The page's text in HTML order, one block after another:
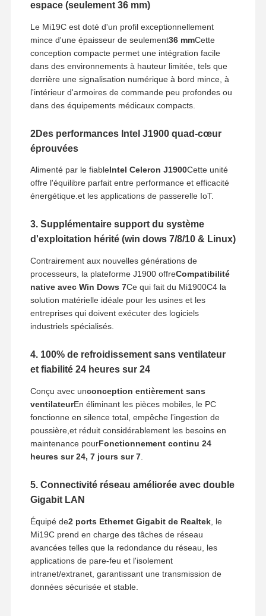
espace (seulement 36 mm)
Le Mi19C est doté d'un profil exceptionnellement
mince d'une épaisseur de seulement36 mmCette
conception compacte permet une intégration facile
dans des environnements à hauteur limitée, tels que
derrière une signalisation numérique à bord mince, à
l'intérieur d'armoires de commande peu profondes ou
dans des équipements médicaux compacts.
2Des performances Intel J1900 quad-cœur
éprouvées
Alimenté par le fiableIntel Celeron J1900Cette unité
offre l'équilibre parfait entre performance et efficacité
énergétique.et les applications de passerelle IoT.
3. Supplémentaire support du système
d'exploitation hérité (win dows 7/8/10 & Linux)
Contrairement aux nouvelles générations de
processeurs, la plateforme J1900 offreCompatibilité
native avec Win Dows 7Ce qui fait du Mi1900C4 la
solution matérielle idéale pour les usines et les
entreprises qui doivent exécuter des logiciels
industriels spécialisés.
4. 100% de refroidissement sans ventilateur
et fiabilité 24 heures sur 24
Conçu avec unconception entièrement sans
ventilateurEn éliminant les pièces mobiles, le PC
fonctionne en silence total, empêche l'ingestion de
poussière,et réduit considérablement les besoins en
maintenance pourFonctionnement continu 24
heures sur 24, 7 jours sur 7.
5. Connectivité réseau améliorée avec double
Gigabit LAN
Équipé de2 ports Ethernet Gigabit de Realtek, le
Mi19C prend en charge des tâches de réseau
avancées telles que la redondance du réseau, les
applications de pare-feu et l'isolement
intranet/extranet, garantissant une transmission de
données sécurisée et stable.